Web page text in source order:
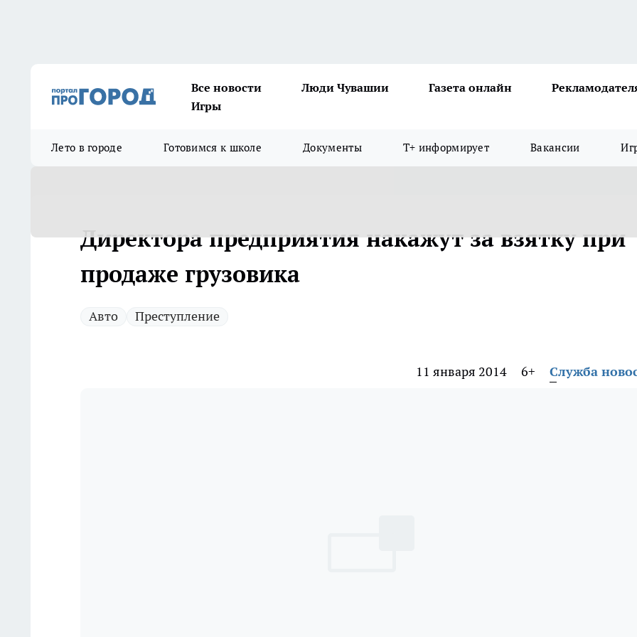
Все новости Люди Чувашии Газета онлайн
Игры
Лето в городе Готовимся к школе Документы Т+ информирует Вакансии
Директора предприятия накажут за взятку при
продаже грузовика
Авто Преступление
11 января 2014 6+ Служба